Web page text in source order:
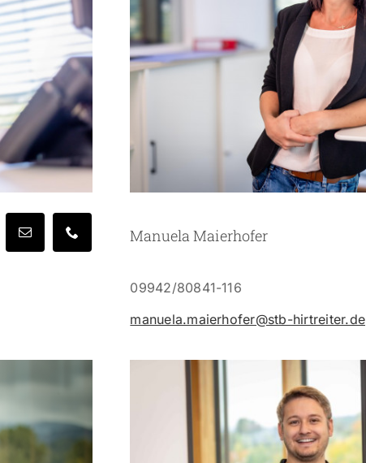
Manuela Maierhofer
09942/80841-116
manuela.maierhofer@stb-hirtreiter.de